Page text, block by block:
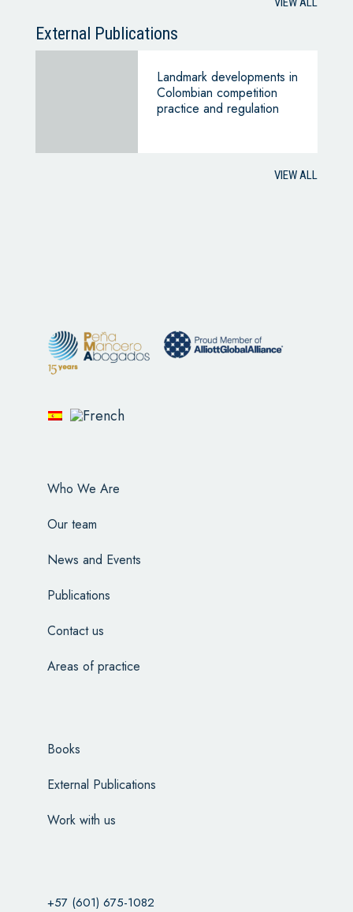
External Publications
Landmark developments in
Colombian competition
practice and regulation
VIEW ALL
Who We Are
Our team
News and Events
Publications
Contact us
Areas of practice
Books
External Publications
Work with us
+57 (601) 675-1082